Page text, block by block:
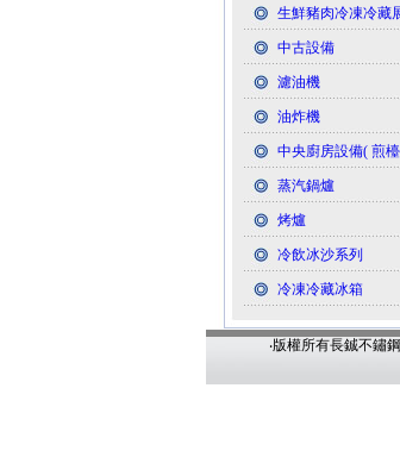
生鮮豬肉冷凍冷藏
中古設備
濾油機
油炸機
中央廚房設備( 煎
蒸汽鍋爐
烤爐
冷飲冰沙系列
冷凍冷藏冰箱
‧版權所有長鋮不鏽